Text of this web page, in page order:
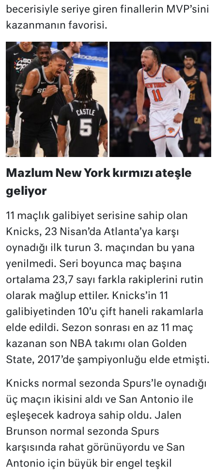
becerisiyle seriye giren finallerin MVP’sini
kazanmanın favorisi.
Mazlum New York kırmızı ateşle
geliyor
11 maçlık galibiyet serisine sahip olan
Knicks, 23 Nisan’da Atlanta’ya karşı
oynadığı ilk turun 3. maçından bu yana
yenilmedi. Seri boyunca maç başına
ortalama 23,7 sayı farkla rakiplerini rutin
olarak mağlup ettiler. Knicks’in 11
galibiyetinden 10’u çift haneli rakamlarla
elde edildi. Sezon sonrası en az 11 maç
kazanan son NBA takımı olan Golden
State, 2017’de şampiyonluğu elde etmişti.
Knicks normal sezonda Spurs’le oynadığı
üç maçın ikisini aldı ve San Antonio ile
eşleşecek kadroya sahip oldu. Jalen
Brunson normal sezonda Spurs
karşısında rahat görünüyordu ve San
Antonio için büyük bir engel teşkil